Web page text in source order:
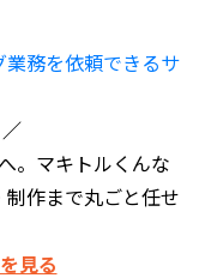
。マキトルくんな
作まで丸ごと任せ
見る